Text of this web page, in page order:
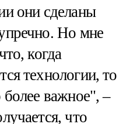
они сделаны
Но мне
когда
технологии, то
более важное", –
что